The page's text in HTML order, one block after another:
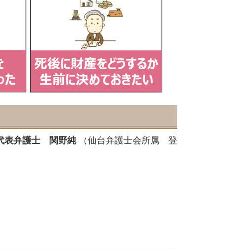
表弁護士 関野純（仙台弁護士会所属 登